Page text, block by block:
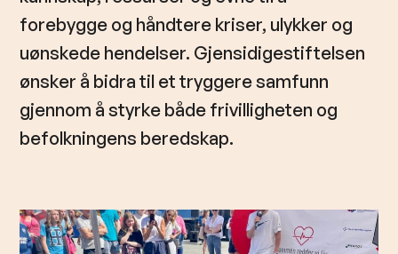
l
d
forebygge og håndtere kriser, ulykker og
uønskede hendelser. Gjensidigestiftelsen
ønsker å bidra til et tryggere samfunn
gjennom å styrke både frivilligheten og
befolkningens beredskap.